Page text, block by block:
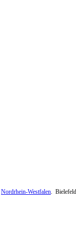
Nordrhein-Westfalen.